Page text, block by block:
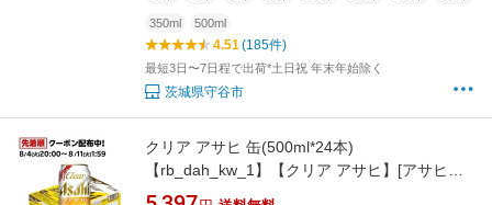
350ml 500ml
4.51(185件)
最短3日〜7日程で出荷*土日祝 年末年始除く
茨城県守谷市
クリア アサヒ 缶(500ml*24本)
【rb_dah_kw_1】【クリア アサヒ】[アサヒビ
ール/新ジャンル/クリアアサヒ]